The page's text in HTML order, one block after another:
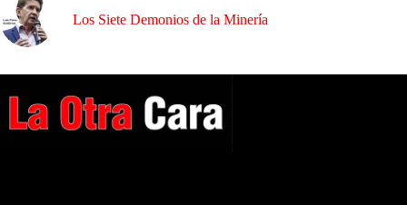
Los Siete Demonios de la Minería